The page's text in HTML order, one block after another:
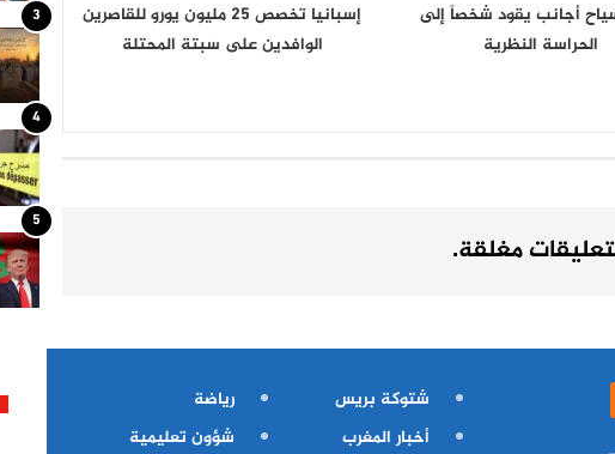
سياح أجانب يقود شخصاً إلى
الحراسة النظرية
إسبانيا تخصص 25 مليون يورو للقاصرين
الوافدين على سبتة المحتلة
مغلقة.
3
4
5
شتوكة بريس
أخبار المغرب
رياضة
شؤون تعليمية